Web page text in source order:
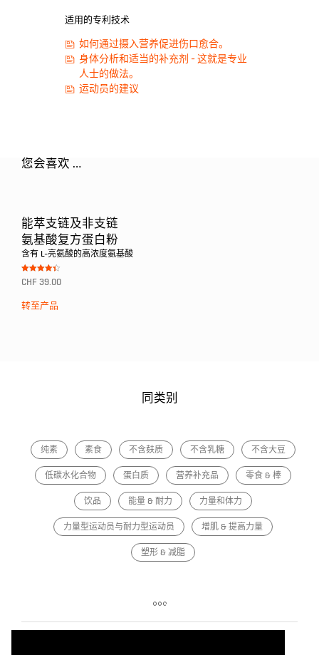
适用的专利技术
如何通过摄入营养促进伤口愈合。
身体分析和适当的补充剂 - 这就是专业
人士的做法。
运动员的建议
您会喜欢 …
能萃支链及非支链
氨基酸复方蛋白粉
含有 L-亮氨酸的高浓度氨基酸
Bewertet
mit
von 5
CHF 39.00
转至产品
同类别
纯素 素食 不含麸质 不含乳糖 不含大豆
低碳水化合物 蛋白质 营养补充品 零食 & 棒
饮品 能量 & 耐力 力量和体力
力量型运动员与耐力型运动员 增肌 & 提高力量
塑形 & 减脂